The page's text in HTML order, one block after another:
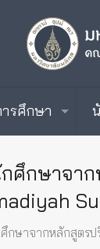
รศึกษา
ศึกษาจ
กษาจากหลักสูตร